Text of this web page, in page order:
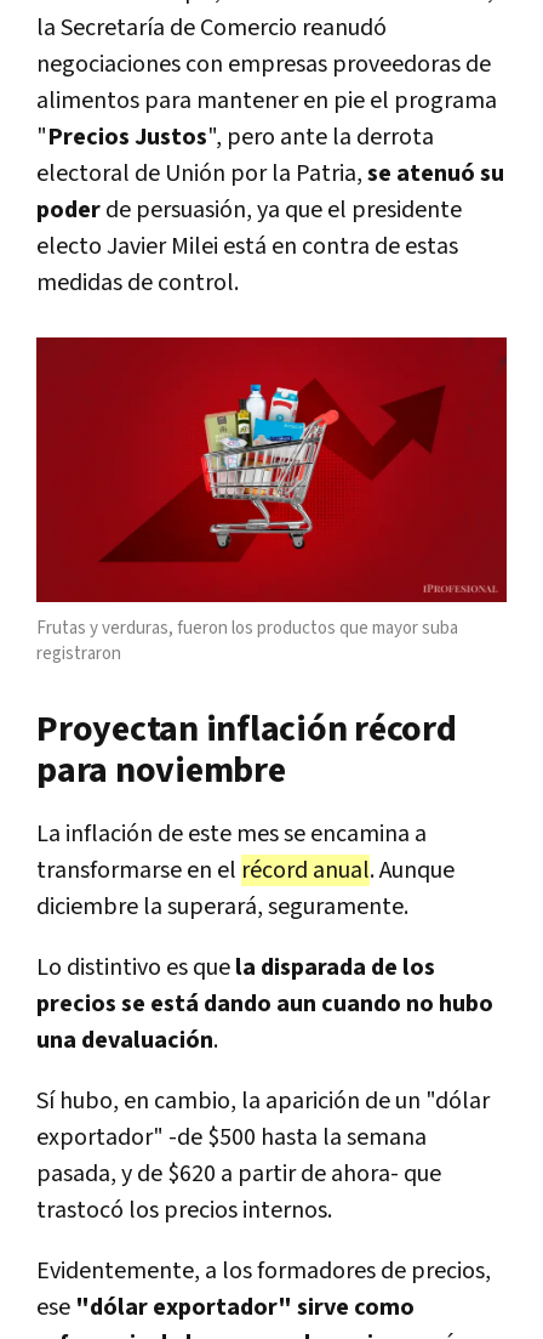
la Secretaría de Comercio reanudó
negociaciones con empresas proveedoras de
alimentos para mantener en pie el programa
"Precios Justos", pero ante la derrota
electoral de Unión por la Patria,se atenuó su
poderde persuasión, ya que el presidente
electo Javier Milei está en contra de estas
medidas de control.
Frutas y verduras, fueron los productos que mayor suba
registraron
Proyectan inflación récord
para noviembre
La inflación de este mes se encamina a
transformarse en el récord anual. Aunque
diciembre la superará, seguramente.
Lo distintivo es quela disparada de los
precios se está dando aun cuando no hubo
una devaluación.
Sí hubo, en cambio, la aparición de un "dólar
exportador" -de $500 hasta la semana
pasada, y de $620 a partir de ahora- que
trastocó los precios internos.
Evidentemente, a los formadores de precios,
ese "dólar exportador" sirve como